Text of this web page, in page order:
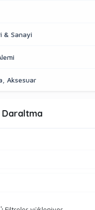
& Sanayi
Aksesuar